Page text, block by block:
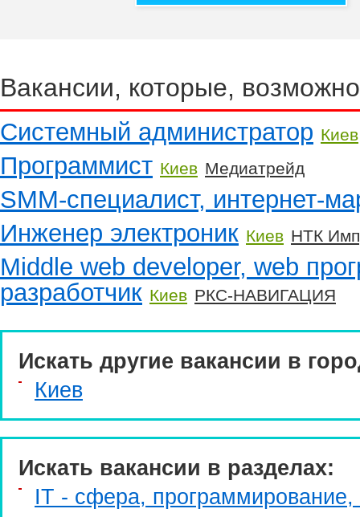
Вакансии, которые,
Системный администратор Киев
Программист Киев Медиатрейд
SMM-специалист, интернет-
Инженер электроник Киев НТК
Middle web developer, web
разработчик Киев РКС-НАВИГАЦИЯ
Искать другие вакансии в
Киев
Искать вакансии в разделах:
IT - сфера, программирование,